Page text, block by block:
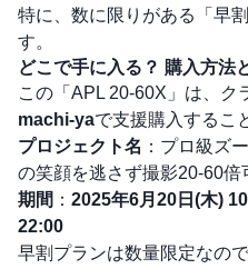
特に、数に限りがある「早
す。
どこで手に入る？ 購入方法
この「APL 20-60X」は、ク
machi-yaで支援購入するこ
プロジェクト名 ：プロ級ズ
の笑顔を逃さず撮影20-60倍
期間 ： 2025年6月20日(木)
22:00
早割プランは数量限定なの